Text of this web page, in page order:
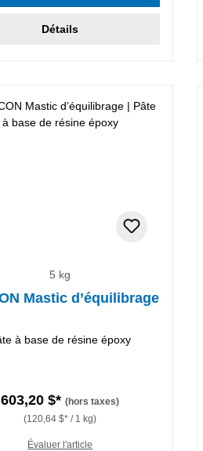
Détails
5 kg
Mastic d’équilibrage
à base de résine époxy
603,20 $*(hors taxes)
(120,64 $* / 1 kg)
Évaluer l'article